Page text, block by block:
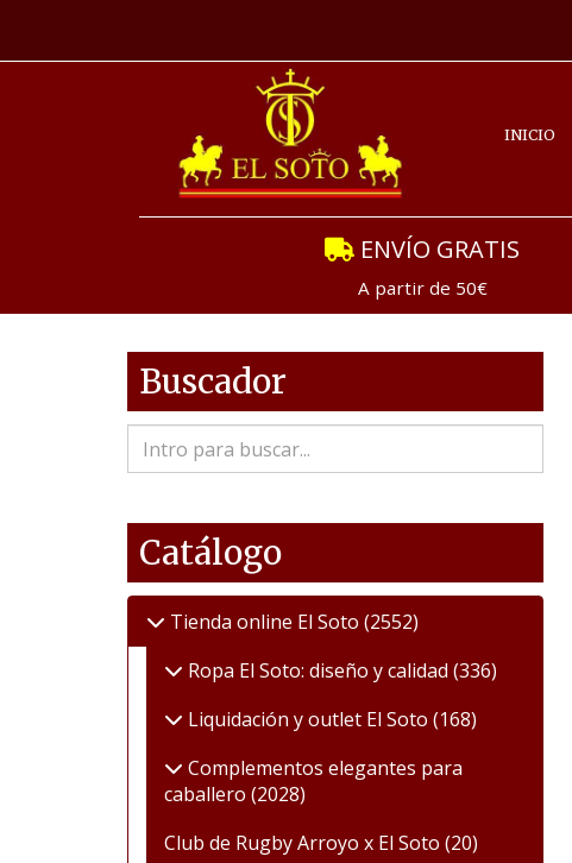
INICIO
ENVÍO GRATIS
A partir de 50€
Buscador
Catálogo
Tienda online El Soto (2552)
Ropa El Soto: diseño y calidad (336)
Liquidación y outlet El Soto (168)
Complementos elegantes para
caballero (2028)
Club de Rugby Arroyo x El Soto (20)